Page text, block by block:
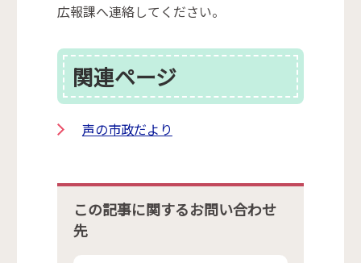
広報課へ連絡してください。
関連ページ
声の市政だより
この記事に関するお問い合わせ
先